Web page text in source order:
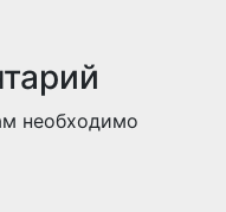
необходимо